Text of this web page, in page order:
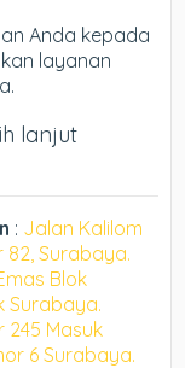
Anda kepada
layanan
lanjut
: Jalan Kalilom
Surabaya.
Blok
Surabaya.
Masuk
6 Surabaya.